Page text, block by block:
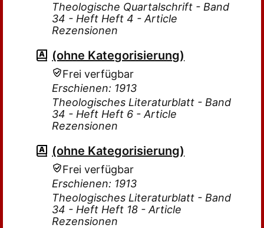
Theologische Quartalschrift - Band
34 - Heft Heft 4 - Article
Rezensionen
(ohne Kategorisierung)
Frei verfügbar
Erschienen: 1913
Theologisches Literaturblatt - Band
34 - Heft Heft 6 - Article
Rezensionen
(ohne Kategorisierung)
Frei verfügbar
Erschienen: 1913
Theologisches Literaturblatt - Band
34 - Heft Heft 18 - Article
Rezensionen